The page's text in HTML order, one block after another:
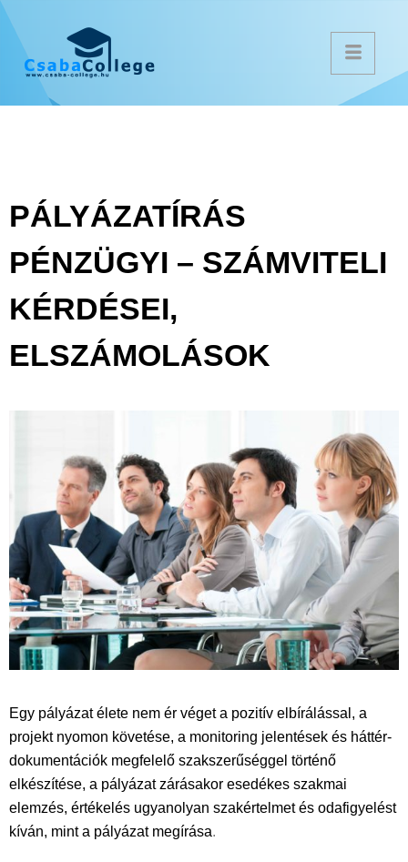
PÁLYÁZATÍRÁS
PÉNZÜGYI – SZÁMVITELI
KÉRDÉSEI,
ELSZÁMOLÁSOK
Egy pályázat élete nem ér véget a pozitív elbírálással, a
projekt nyomon követése, a monitoring jelentések és háttér-
dokumentációk megfelelő szakszerűséggel történő
elkészítése, a pályázat zárásakor esedékes szakmai
elemzés, értékelés ugyanolyan szakértelmet és odafigyelést
kíván, mint a pályázat megírása.